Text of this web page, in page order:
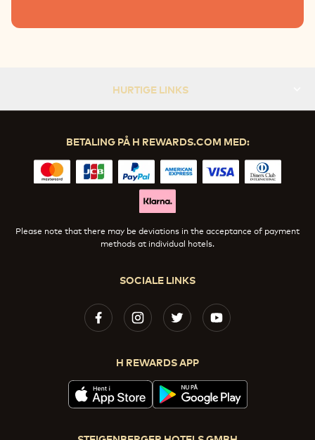
HURTIGE LINKS
SOCIALE LINKS
H REWARDS APP
BETALING PÅ H REWARDS.COM MED:
Please note that there may be deviations in the acceptance of payment
methods at individual hotels.